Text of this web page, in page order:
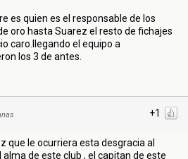
es quien es el responsable de los
oro hasta Suarez el resto de fichajes
caro.llegando el equipo a
los 3 de antes.
+1
que le ocurriera esta desgracia al
de este club , el capitan de este